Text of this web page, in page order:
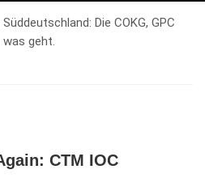
Die COKG, GPC
was geht.
CTM IOC